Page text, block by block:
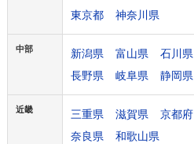
東京都
神奈川県
中部 新潟県 富山県 石川県
長野県
岐阜県 静岡県
近畿 三重県 滋賀県 京都府
奈良県
和歌山県